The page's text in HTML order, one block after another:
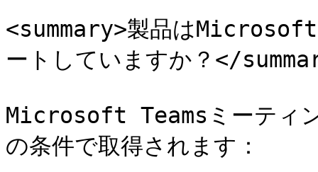
<summary>製品はMicrosoft
ートしていますか？</
Microsoft Teamsミーティ
の条件で取得されます：